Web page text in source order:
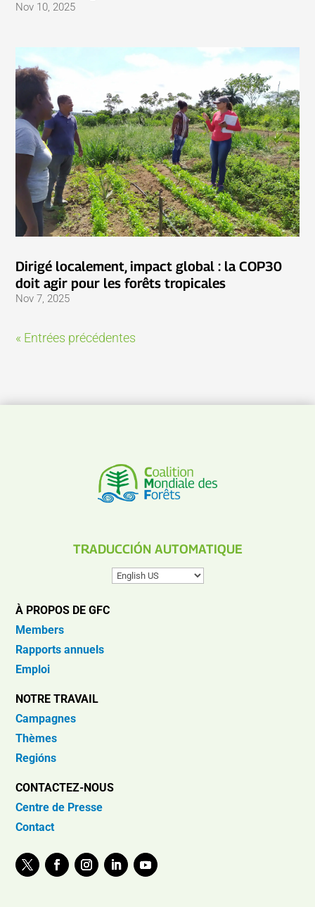
Nov 10, 2025
Dirigé localement, impact global : la COP30
doit agir pour les forêts tropicales
Nov 7, 2025
« Entrées précédentes
TRADUCCIÓN AUTOMATIQUE
À PROPOS DE GFC
Members
Rapports annuels
Emploi
NOTRE TRAVAIL
Campagnes
Thèmes
Regións
CONTACTEZ-NOUS
Centre de Presse
Contact